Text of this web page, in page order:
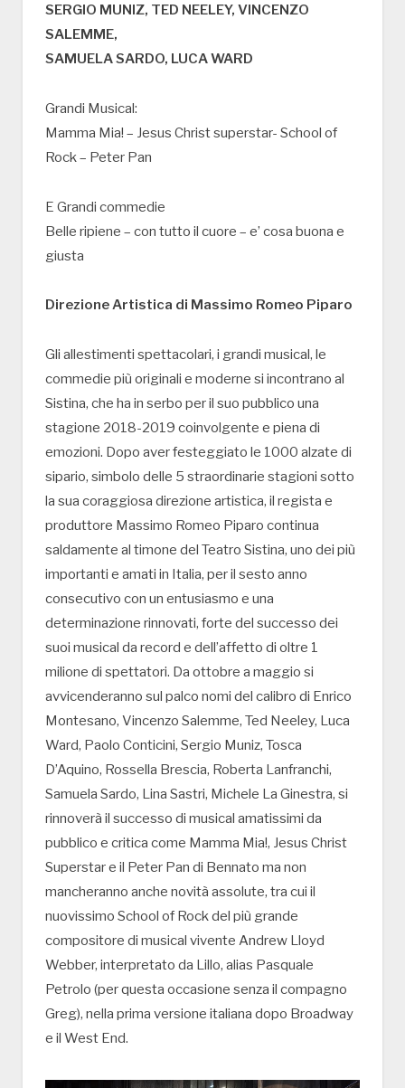
SERGIO MUNIZ, TED NEELEY, VINCENZO
SALEMME,
SAMUELA SARDO, LUCA WARD
Grandi Musical:
Mamma Mia! – Jesus Christ superstar- School of
Rock – Peter Pan
E Grandi commedie
Belle ripiene – con tutto il cuore – e’ cosa buona e
giusta
Direzione Artistica di Massimo Romeo Piparo
Gli allestimenti spettacolari, i grandi musical, le
commedie più originali e moderne si incontrano al
Sistina, che ha in serbo per il suo pubblico una
stagione 2018-2019 coinvolgente e piena di
emozioni. Dopo aver festeggiato le 1000 alzate di
sipario, simbolo delle 5 straordinarie stagioni sotto
la sua coraggiosa direzione artistica, il regista e
produttore Massimo Romeo Piparo continua
saldamente al timone del Teatro Sistina, uno dei più
importanti e amati in Italia, per il sesto anno
consecutivo con un entusiasmo e una
determinazione rinnovati, forte del successo dei
suoi musical da record e dell’affetto di oltre 1
milione di spettatori. Da ottobre a maggio si
avvicenderanno sul palco nomi del calibro di Enrico
Montesano, Vincenzo Salemme, Ted Neeley, Luca
Ward, Paolo Conticini, Sergio Muniz, Tosca
D’Aquino, Rossella Brescia, Roberta Lanfranchi,
Samuela Sardo, Lina Sastri, Michele La Ginestra, si
rinnoverà il successo di musical amatissimi da
pubblico e critica come Mamma Mia!, Jesus Christ
Superstar e il Peter Pan di Bennato ma non
mancheranno anche novità assolute, tra cui il
nuovissimo School of Rock del più grande
compositore di musical vivente Andrew Lloyd
Webber, interpretato da Lillo, alias Pasquale
Petrolo (per questa occasione senza il compagno
Greg), nella prima versione italiana dopo Broadway
e il West End.